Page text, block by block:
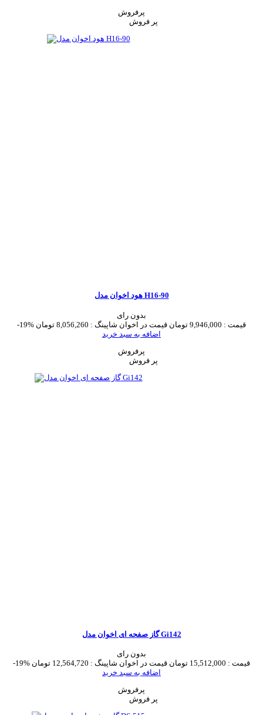
پرفروش
هود اخوان مدل H16-90
بدون رای
-19%
قیمت : 9,946,000 تومان قیمت در اخوان شاپینگ : 8,056,260 تومان
اضافه به سبد خرید
پرفروش
گاز صفحه ای اخوان مدل Gi142
بدون رای
-19%
قیمت : 15,512,000 تومان قیمت در اخوان شاپینگ : 12,564,720 تومان
اضافه به سبد خرید
پرفروش